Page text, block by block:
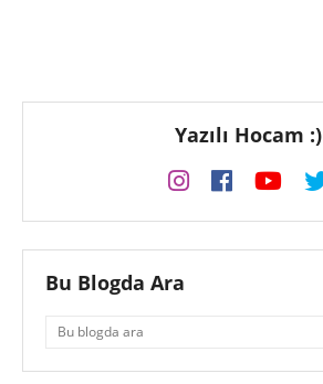
Yazılı Hocam :)
Bu Blogda Ara